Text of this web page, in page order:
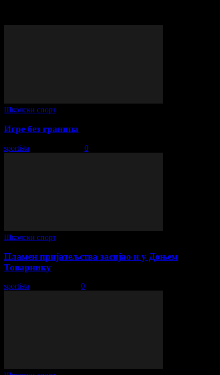
Школски спорт
Игре без граница
sportista 0
Школски спорт
Пламен пријатељства засијао и у Доњем
Товарнику
sportista 0